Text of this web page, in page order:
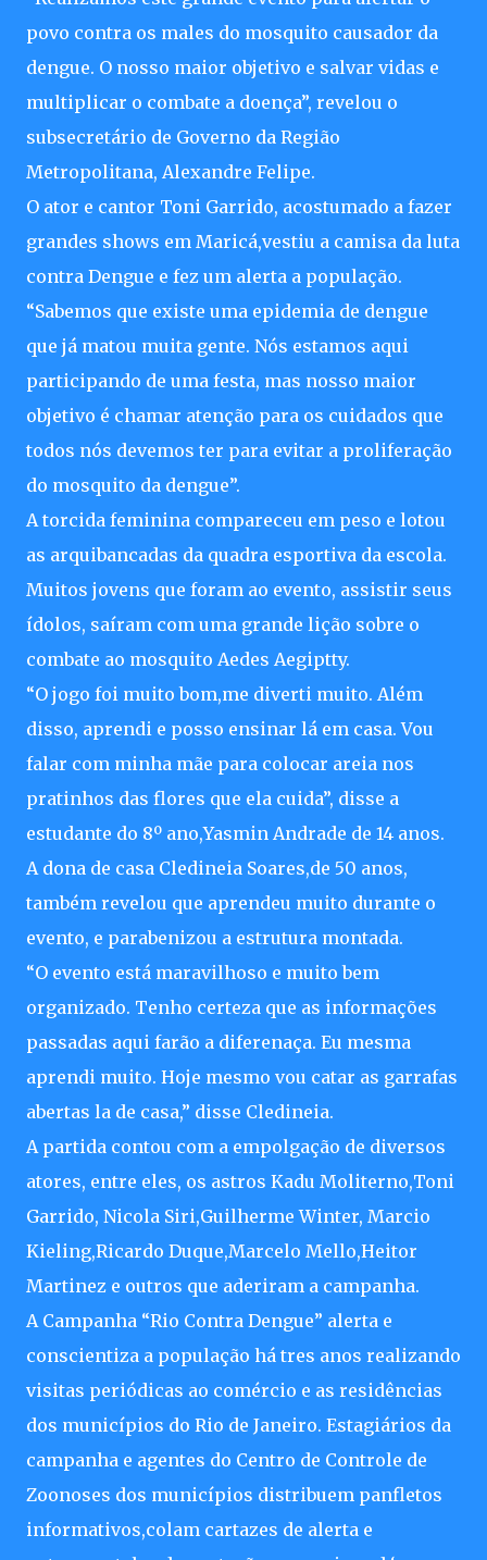
povo contra os males do mosquito causador da
dengue. O nosso maior objetivo e salvar vidas e
multiplicar o combate a doença”, revelou o
subsecretário de Governo da Região
Metropolitana, Alexandre Felipe.
O ator e cantor Toni Garrido, acostumado a fazer
grandes shows em Maricá,vestiu a camisa da luta
contra Dengue e fez um alerta a população.
“Sabemos que existe uma epidemia de dengue
que já matou muita gente. Nós estamos aqui
participando de uma festa, mas nosso maior
objetivo é chamar atenção para os cuidados que
todos nós devemos ter para evitar a proliferação
do mosquito da dengue”.
A torcida feminina compareceu em peso e lotou
as arquibancadas da quadra esportiva da escola.
Muitos jovens que foram ao evento, assistir seus
ídolos, saíram com uma grande lição sobre o
combate ao mosquito Aedes Aegiptty.
“O jogo foi muito bom,me diverti muito. Além
disso, aprendi e posso ensinar lá em casa. Vou
falar com minha mãe para colocar areia nos
pratinhos das flores que ela cuida”, disse a
estudante do 8º ano,Yasmin Andrade de 14 anos.
A dona de casa Cledineia Soares,de 50 anos,
também revelou que aprendeu muito durante o
evento, e parabenizou a estrutura montada.
“O evento está maravilhoso e muito bem
organizado. Tenho certeza que as informações
passadas aqui farão a diferenaça. Eu mesma
aprendi muito. Hoje mesmo vou catar as garrafas
abertas la de casa,” disse Cledineia.
A partida contou com a empolgação de diversos
atores, entre eles, os astros Kadu Moliterno,Toni
Garrido, Nicola Siri,Guilherme Winter, Marcio
Kieling,Ricardo Duque,Marcelo Mello,Heitor
Martinez e outros que aderiram a campanha.
A Campanha “Rio Contra Dengue” alerta e
conscientiza a população há tres anos realizando
visitas periódicas ao comércio e as residências
dos municípios do Rio de Janeiro. Estagiários da
campanha e agentes do Centro de Controle de
Zoonoses dos municípios distribuem panfletos
informativos,colam cartazes de alerta e